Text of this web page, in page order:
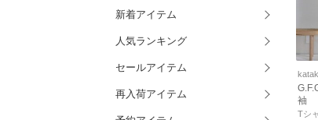
新着アイテム
人気ランキング
セールアイテム
再入荷アイテム
袖
Tシ